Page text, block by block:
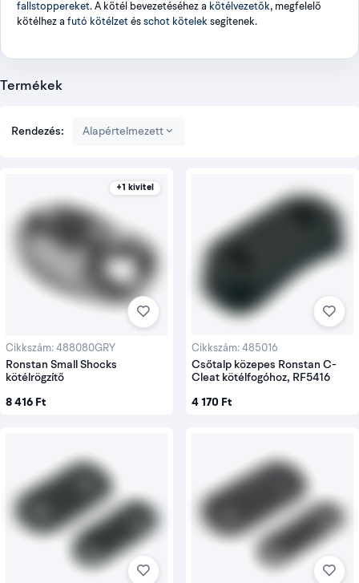
fallstoppereket. A kötél bevezetéséhez a kötélvezetők, megfelelő
kötélhez a futó kötélzet és schot kötelek segítenek.
Termékek
Rendezés: Alapértelmezett
+1 kivitel
Cikkszám: 488080GRY
Ronstan Small Shocks
kötélrögzítő
8 416 Ft
Cikkszám: 485016
Csőtalp közepes Ronstan C-
Cleat kötélfogóhoz, RF5416
4 170 Ft